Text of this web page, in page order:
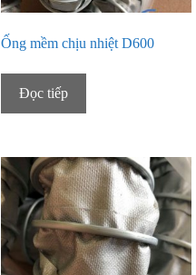
Ống mềm chịu nhiệt D600
Đọc tiếp